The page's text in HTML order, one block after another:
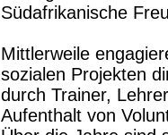
Südafrikanische
Mittlerweile
sozialen Projekten
durch Trainer,
Aufenthalt von